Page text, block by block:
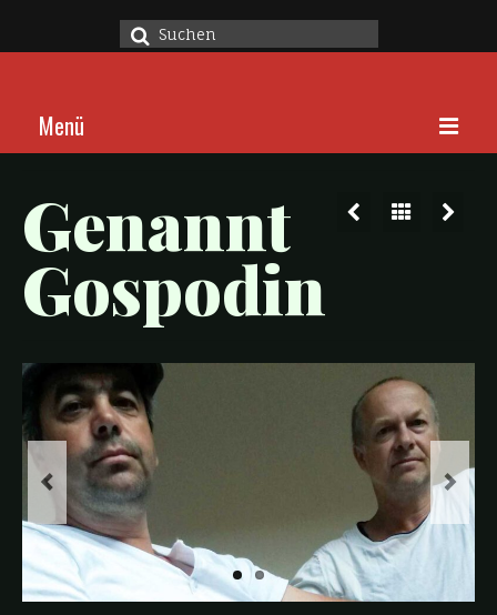
Suche
Menü
Stücke
Über
Kalender
Kontakt
Genannt
Gospodin